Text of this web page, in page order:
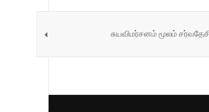
சுயவிமர்சனம் மூலம்